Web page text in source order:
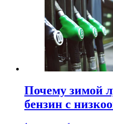
Почему зимой
бензин с